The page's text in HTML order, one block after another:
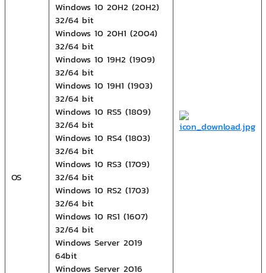
OS
Windows 10 20H2 (20H2)
32/64 bit
Windows 10 20H1 (2004)
32/64 bit
Windows 10 19H2 (1909)
32/64 bit
Windows 10 19H1 (1903)
32/64 bit
Windows 10 RS5 (1809)
32/64 bit
Windows 10 RS4 (1803)
32/64 bit
Windows 10 RS3 (1709)
32/64 bit
Windows 10 RS2 (1703)
32/64 bit
Windows 10 RS1 (1607)
32/64 bit
Windows Server 2019
64bit
Windows Server 2016